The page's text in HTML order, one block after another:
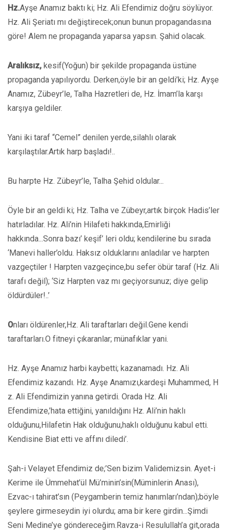
Hz.Ayşe Anamız baktı ki; Hz. Ali Efendimiz doğru söylüyor.
Hz. Ali Şeriatı mı değiştirecek;onun bunun propagandasına
göre! Alem ne propaganda yaparsa yapsın. Şahid olacak.
Aralıksız, kesif(Yoğun) bir şekilde propaganda üstüne
propaganda yapılıyordu. Derken,öyle bir an geldi’ki; Hz. Ayşe
Anamız, Zübeyr’le, Talha Hazretleri de, Hz. İmam’la karşı
karşıya geldiler.
Yani iki taraf “Cemel” denilen yerde,silahlı olarak
karşılaştılar.Artık harp başladı!..
Bu harpte Hz. Zübeyr’le, Talha Şehid oldular...
Öyle bir an geldi ki; Hz. Talha ve Zübeyr,artık birçok Hadis’ler
hatırladılar. Hz. Ali’nin Hilafeti hakkında,Emirliği
hakkında...Sonra bazı’ keşif’ leri oldu; kendilerine bu sırada
‘Manevi haller’oldu. Haksız olduklarını anladılar ve harpten
vazgeçtiler ! Harpten vazgeçince,bu sefer öbür taraf (Hz. Ali
tarafı değil); ‘Siz Harpten vaz mı geçiyorsunuz; diye gelip
öldürdüler!..’
Onları öldürenler,Hz. Ali taraftarları değil.Gene kendi
taraftarları.O fitneyi çıkaranlar; münafıklar yani.
Hz. Ayşe Anamız harbi kaybetti; kazanamadı. Hz. Ali
Efendimiz kazandı. Hz. Ayşe Anamızı,kardeşi Muhammed, H
z. Ali Efendimizin yanına getirdi. Orada Hz. Ali
Efendimize,’hata ettiğini, yanıldığını Hz. Ali’nin haklı
olduğunu,Hilafetin Hak olduğunu,haklı olduğunu kabul etti.
Kendisine Biat etti ve affını diledi’.
Şah-i Velayet Efendimiz de;’Sen bizim Validemizsin. Ayet-i
Kerime ile Ümmehat’ül Mü’minin’sin(Müminlerin Anası),
Ezvac-ı tahirat’sın (Peygamberin temiz hanımları’ndan);böyle
şeylere girmeseydin iyi olurdu; ama bir kere girdin...Şimdi
Seni Medine’ye göndereceğim.Ravza-i Resulullah’a git,orada